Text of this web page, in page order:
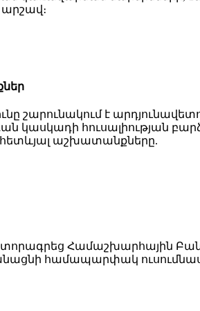
շարունակում է
կասկադի հուսալիության
հետևյալ աշխատանքները.
Համաշխարհային
համապարփակ